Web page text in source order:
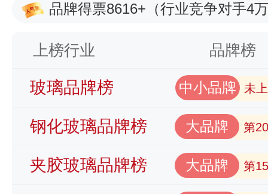
品牌得票8616+ （行业竞争对手4
上榜行业 品牌榜
玻璃品牌榜 中小品牌 未
钢化玻璃品牌榜 大品牌 第
夹胶玻璃品牌榜 大品牌 第